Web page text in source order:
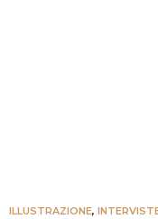
ILLUSTRAZIONE,